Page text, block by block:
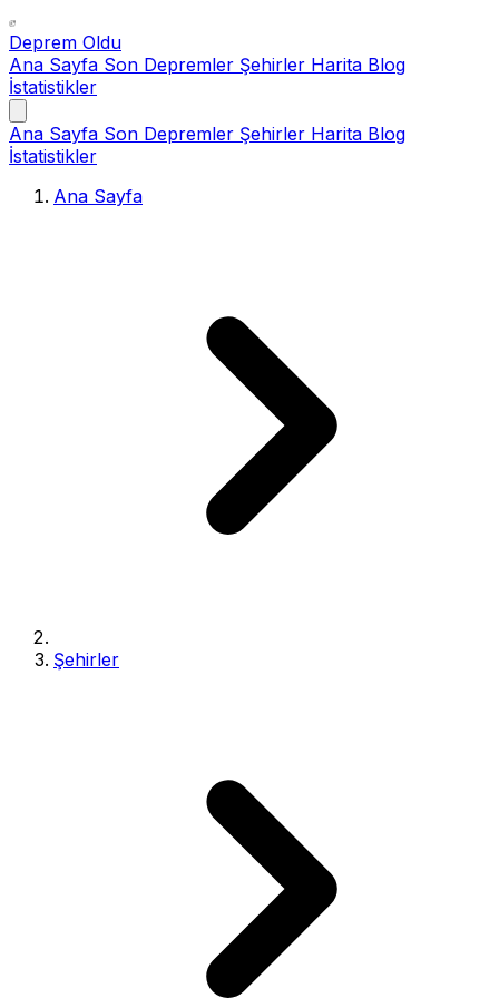
Deprem Oldu
Ana Sayfa Son Depremler Şehirler Harita Blog
İstatistikler
Ana Sayfa Son Depremler Şehirler Harita Blog
İstatistikler
Ana Sayfa
Şehirler